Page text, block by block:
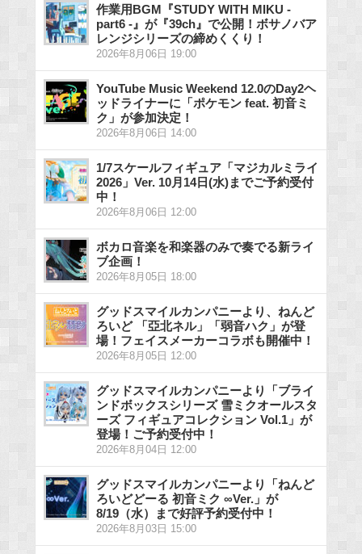
作業用BGM『STUDY WITH MIKU -
part6 -』が『39ch』で公開！ボサノバア
レンジシリーズの締めくくり！
2026年8月06日 19:00
YouTube Music Weekend 12.0のDay2ヘ
ッドライナーに「ポケモン feat. 初音ミ
ク」が参加決定！
2026年8月06日 14:00
1/7スケールフィギュア「マジカルミライ
2026」Ver. 10月14日(水)までご予約受付
中！
2026年8月06日 12:00
ボカロ音楽を和楽器のみで奏でる新ライ
ブ企画！
2026年8月05日 18:00
グッドスマイルカンパニーより、ねんど
ろいど 「亞北ネル」「弱音ハク」が登
場！フェイスメーカーコラボも開催中！
2026年8月05日 12:00
グッドスマイルカンパニーより「ブライ
ンドボックスシリーズ 雪ミクオールスタ
ーズ フィギュアコレクション Vol.1」が
登場！ご予約受付中！
2026年8月04日 12:00
グッドスマイルカンパニーより「ねんど
ろいどどーる 初音ミク ∞Ver.」が
8/19（水）まで好評予約受付中！
2026年8月03日 15:00